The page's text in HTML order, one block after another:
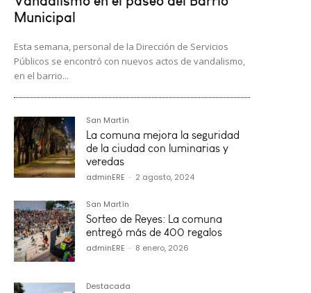
Municipal
Esta semana, personal de la Dirección de Servicios
Públicos se encontró con nuevos actos de vandalismo,
en el barrio...
San Martín
La comuna mejora la seguridad
de la ciudad con luminarias y
veredas
adminERE - 2 agosto, 2024
San Martín
Sorteo de Reyes: La comuna
entregó más de 400 regalos
adminERE - 8 enero, 2026
Destacada